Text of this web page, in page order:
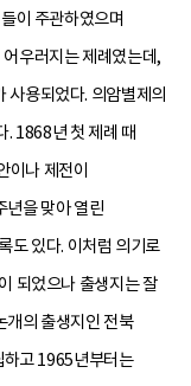
이 주관하였으며
우러지는 제례였는데,
사용되었다. 의암별제의
. 1868년 첫 제례 때
이나 제전이
년을 맞아 열린
도 있다. 이처럼 의기로
되었으나 출생지는 잘
개의 출생지인 전북
하고 1965년부터는